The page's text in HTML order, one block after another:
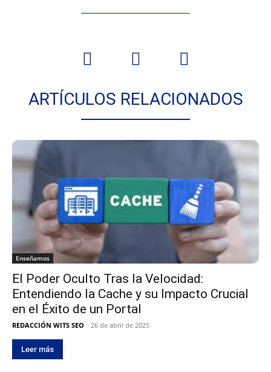
ARTÍCULOS RELACIONADOS
Enseñamos
El Poder Oculto Tras la Velocidad:
Entendiendo la Cache y su Impacto Crucial
en el Éxito de un Portal
REDACCIÓN WITS SEO - 26 de abril de 2025
Leer más